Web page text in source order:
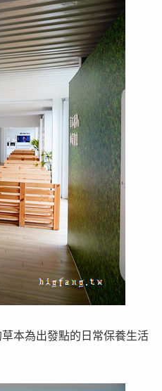
本為出發點的日常保養生活